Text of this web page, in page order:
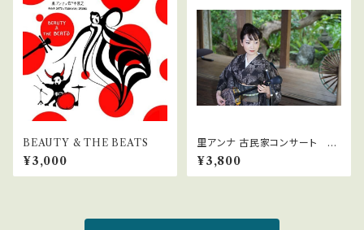
BEAUTY & THE BEATS
¥3,000
里アンナ 古民家コンサート 昼
の宴
¥3,800